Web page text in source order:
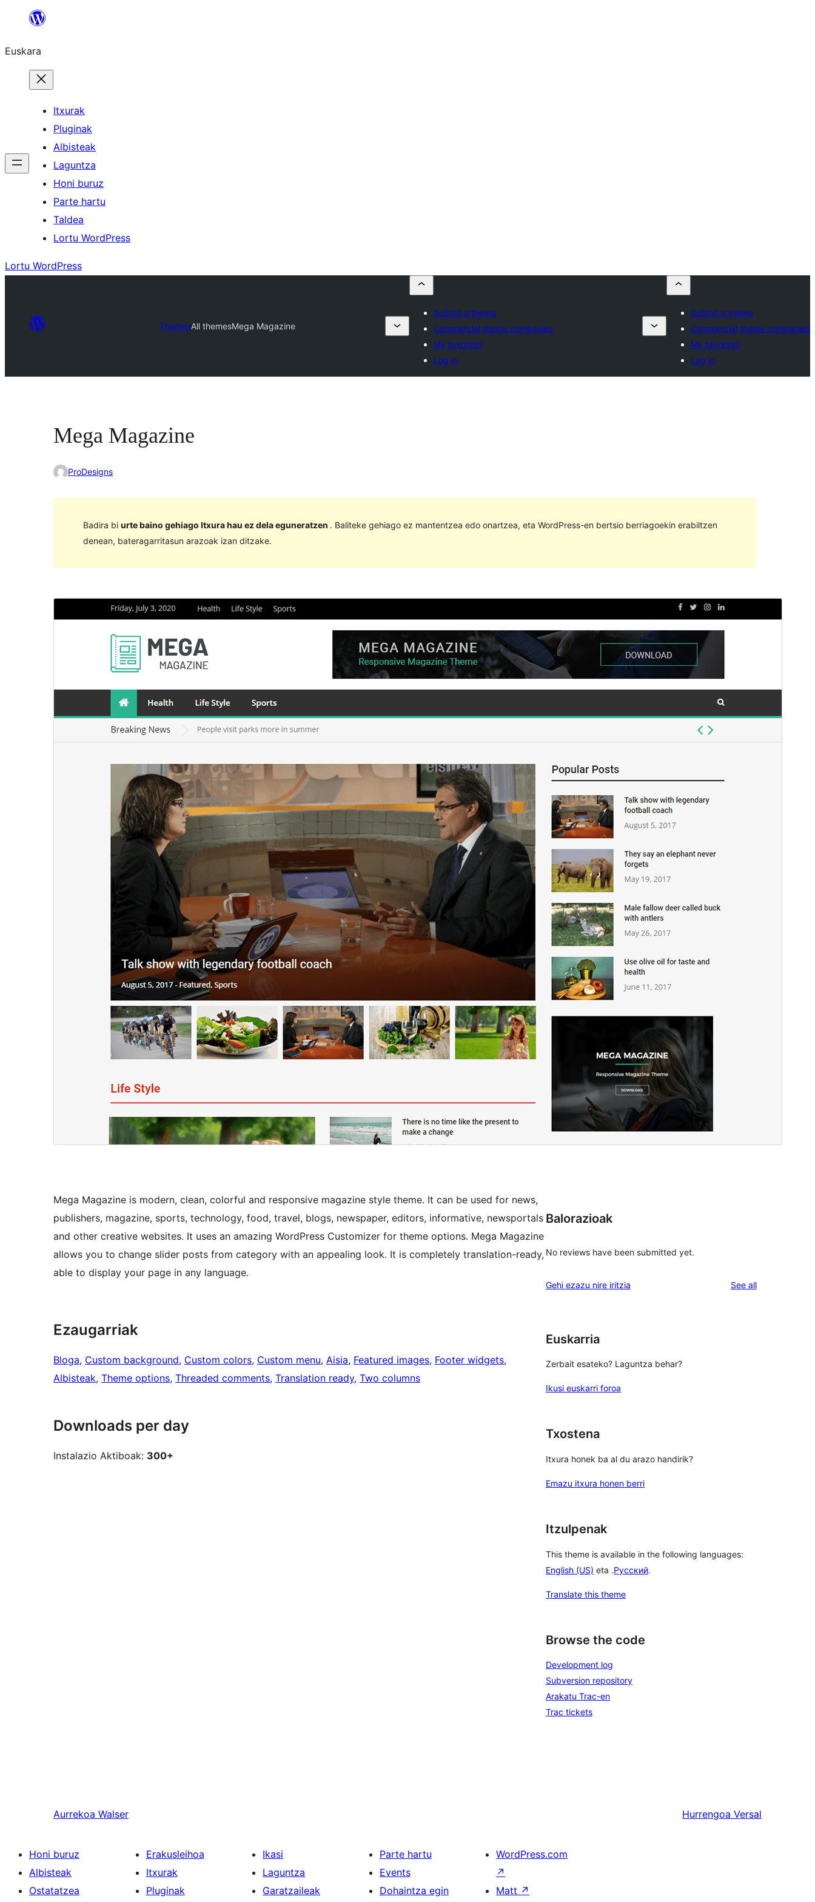
Euskara
Itxurak
Pluginak
Albisteak
Laguntza
Honi buruz
Parte hartu
Taldea
Lortu WordPress
Lortu WordPress
ThemesAll themesMega Magazine
Submit a theme
Commercial theme companies
My favorites
Log in
Submit a theme
Commercial theme companies
My favorites
Log in
Mega Magazine
ProDesigns
Badira bi urte baino gehiago Itxura hau ez dela eguneratzen . Baliteke gehiago ez mantentzea edo onartzea, eta WordPress-en bertsio berriagoekin erabiltzen
denean, bateragarritasun arazoak izan ditzake.
Bertsioa
Last updated
2 otsaila, 2021
Active installations
PHP version
Theme homepage
Mega Magazine is modern, clean, colorful and responsive magazine style theme. It can be used for news,
publishers, magazine, sports, technology, food, travel, blogs, newspaper, editors, informative, newsportals
and other creative websites. It uses an amazing WordPress Customizer for theme options. Mega Magazine
allows you to change slider posts from category with an appealing look. It is completely translation-ready,
able to display your page in any language.
Ezaugarriak
Bloga, Custom background, Custom colors, Custom menu, Aisia, Featured images, Footer widgets
Albisteak, Theme options, Threaded comments, Translation ready, Two columns
Downloads per day
Instalazio Aktiboak: 300+
Balorazioak
No reviews have been submitted yet.
Gehi ezazu nire iritzia See allreviews
Euskarria
Zerbait esateko? Laguntza behar?
Ikusi euskarri foroa
Txostena
Itxura honek ba al du arazo handirik?
Emazu itxura honen berri
Itzulpenak
This theme is available in the following languages:
English (US) eta .Русский.
Translate this theme
Browse the code
Development log
Subversion repository
Arakatu Trac-en
Trac tickets
Aurrekoa Walser Hurrengoa Versal
Honi buruz
Albisteak
Ostatatzea
Erakusleihoa
Itxurak
Pluginak
Ikasi
Laguntza
Garatzaileak
Parte hartu
Events
Dohaintza egin
WordPress.com
↗
Matt ↗